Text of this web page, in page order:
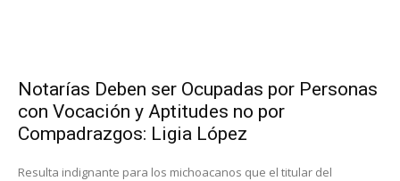
Notarías Deben ser Ocupadas por Personas
con Vocación y Aptitudes no por
Compadrazgos: Ligia López
Resulta indignante para los michoacanos que el titular del